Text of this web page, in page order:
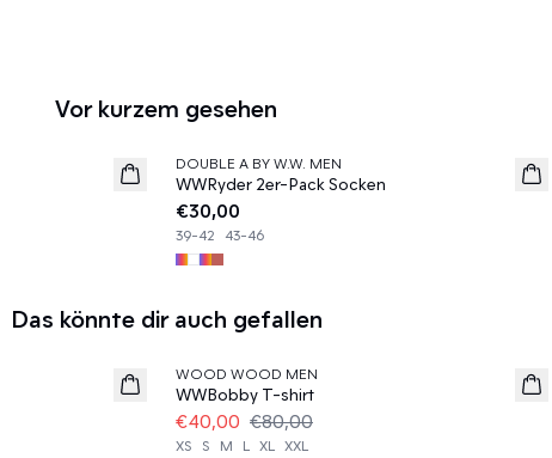
Vor kurzem gesehen
News
DOUBLE A BY W.W. MEN
WWRyder 2er-Pack Socken
€30,00
39-42 43-46
Das könnte dir auch gefallen
50%
WOOD WOOD MEN
WWBobby T-shirt
€40,00 €80,00
XS S M L XL XXL